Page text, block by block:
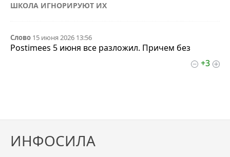
ШКОЛА ИГНОРИРУЮТ ИХ
Слово 15 июня 2026 13:56
Postimees 5 июня все разложил. Причем без
+3
ИНФОСИЛА